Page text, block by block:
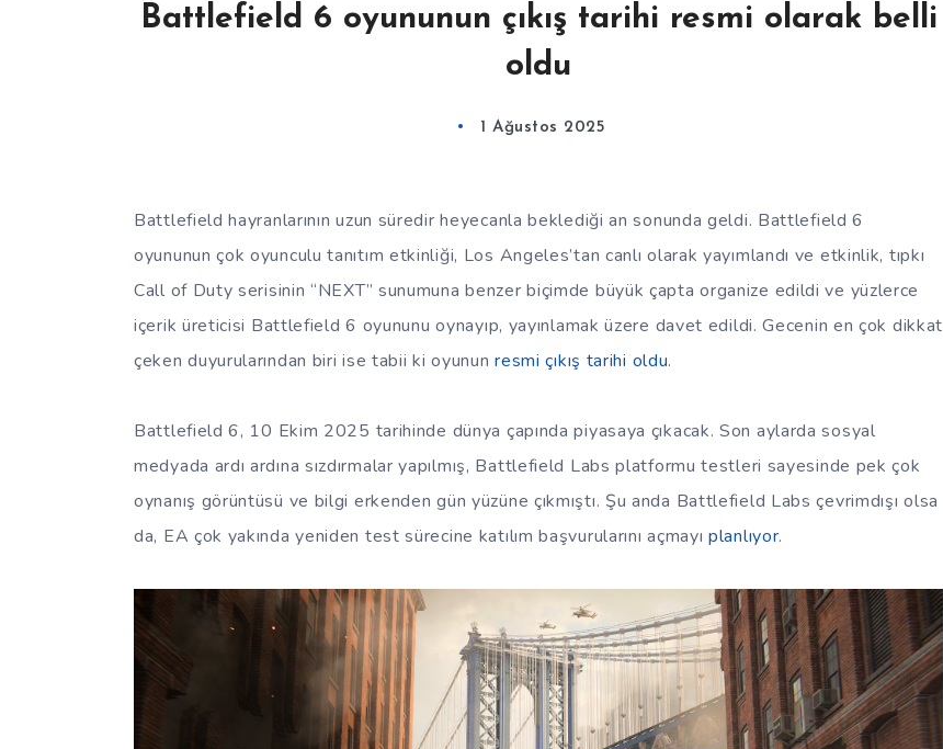
Battlefield 6 oyununun çıkış tarihi resmi olarak belli
oldu
1 Ağustos 2025
Battlefield hayranlarının uzun süredir heyecanla beklediği an sonunda geldi. Battlefield 6
oyununun çok oyunculu tanıtım etkinliği, Los Angeles’tan canlı olarak yayımlandı ve etkinlik, tıpkı
Call of Duty serisinin “NEXT” sunumuna benzer biçimde büyük çapta organize edildi ve yüzlerce
içerik üreticisi Battlefield 6 oyununu oynayıp, yayınlamak üzere davet edildi. Gecenin en çok dikkat
çeken duyurularından biri ise tabii ki oyununresmi çıkış tarihi oldu.
Battlefield 6, 10 Ekim 2025 tarihinde dünya çapında piyasaya çıkacak. Son aylarda sosyal
medyada ardı ardına sızdırmalar yapılmış, Battlefield Labs platformu testleri sayesinde pek çok
oynanış görüntüsü ve bilgi erkenden gün yüzüne çıkmıştı. Şu anda Battlefield Labs çevrimdışı olsa
da, EA çok yakında yeniden test sürecine katılım başvurularını açmayıplanlıyor.